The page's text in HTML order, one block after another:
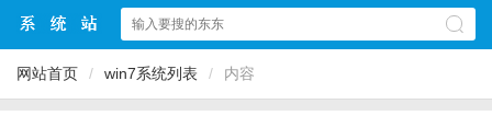
网站首页 / win7系统列表 / 内容